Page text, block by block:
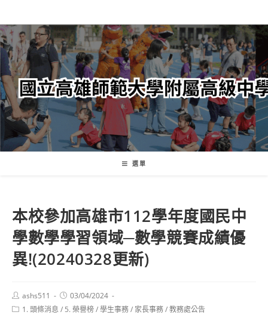
轉
至
主
內
容
選單
本校參加高雄市112學年度國民中
學數學學習領域─數學競賽成績優
異!(20240328更新)
Post
author:
ashs511
Post
published:
03/04/2024
Post1. 頭條消息 / 5. 榮譽榜/學生事務/ 家長事務/教務處公告